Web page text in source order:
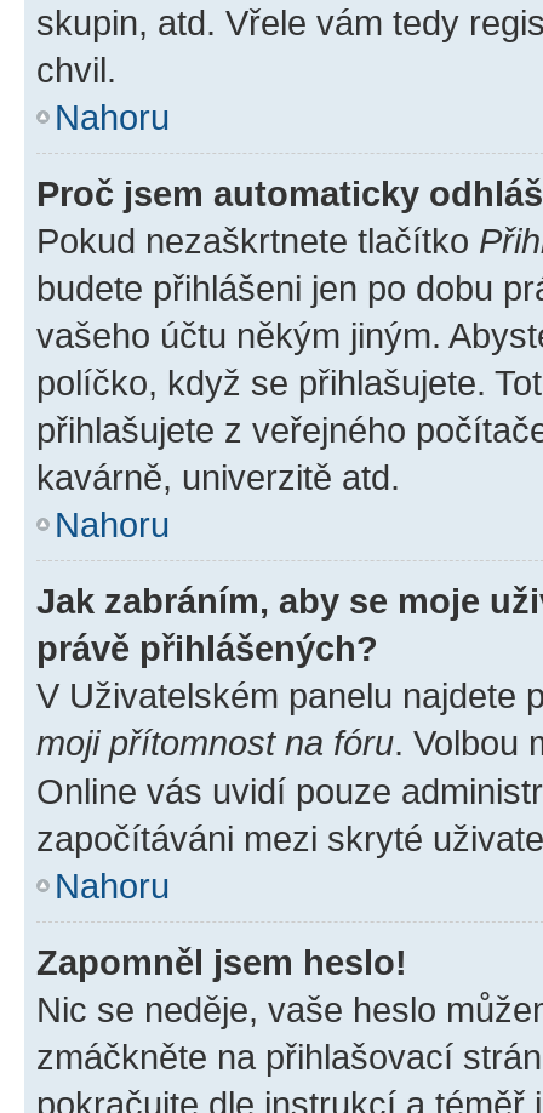
skupin, atd. Vřele vám tedy
chvil.
Nahoru
Proč jsem automaticky
Pokud nezaškrtnete tlačítko
budete přihlášeni jen po dobu
vašeho účtu někým jiným.
políčko, když se přihlašujete.
přihlašujete z veřejného
kavárně, univerzitě atd.
Nahoru
Jak zabráním, aby se moje
právě přihlášených?
V Uživatelském panelu najdete
moji přítomnost na fóru. Volbou
Online vás uvidí pouze
započítáváni mezi skryté
Nahoru
Zapomněl jsem heslo!
Nic se neděje, vaše heslo
zmáčkněte na přihlašovací
pokračujte dle instrukcí a téměř